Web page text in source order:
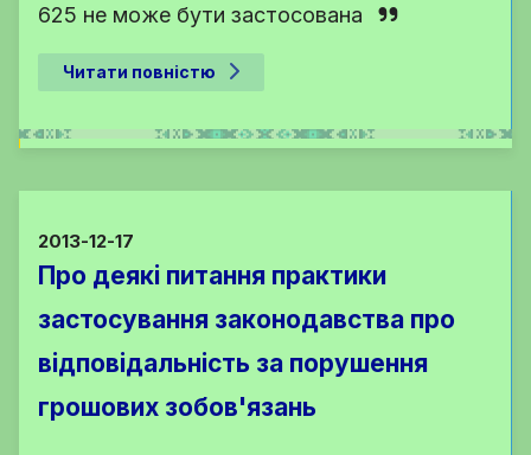
625 не може бути застосована
Читати повністю
2013-12-17
Про деякі питання практики
застосування законодавства про
відповідальність за порушення
грошових зобов'язань